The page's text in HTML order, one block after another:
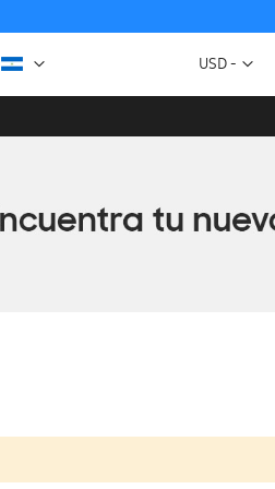
USD -